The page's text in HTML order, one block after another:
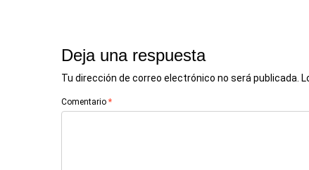
Deja una respuesta
Tu dirección de correo electrónico no será publicada.
Comentario *